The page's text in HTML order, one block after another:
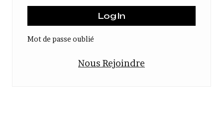
Mot de passe oublié
Nous Rejoindre